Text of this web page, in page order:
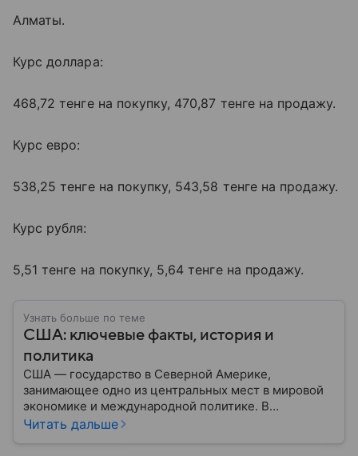
Алматы.
Курс доллара:
468,72 тенге на покупку, 470,87 тенге на продажу.
Курс евро:
538,25 тенге на покупку, 543,58 тенге на продажу.
Курс рубля:
5,51 тенге на покупку, 5,64 тенге на продажу.
Узнать больше по теме
США: ключевые факты, история и
политика
США — государство в Северной Америке,
занимающее одно из центральных мест в мировой
экономике и международной политике. В
материале — основные сведения об этой стране.
Читать дальше